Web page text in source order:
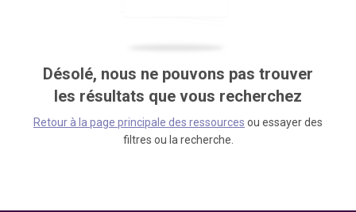
Désolé, nous ne pouvons pas trouver
les résultats que vous recherchez
Retour à la page principale des ressources ou essayer des
filtres ou la recherche.